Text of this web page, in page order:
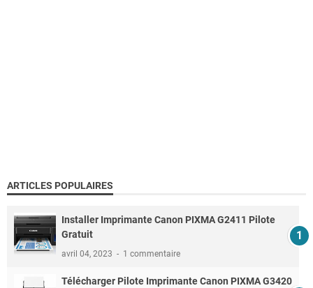
ARTICLES POPULAIRES
Installer Imprimante Canon PIXMA G2411 Pilote
Gratuit
avril 04, 2023 1 commentaire
Télécharger Pilote Imprimante Canon PIXMA G3420